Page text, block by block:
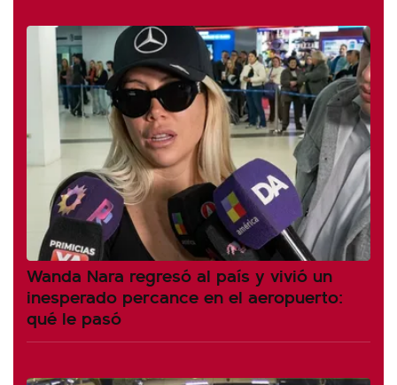
Wanda Nara regresó al país y vivió un
inesperado percance en el aeropuerto:
qué le pasó